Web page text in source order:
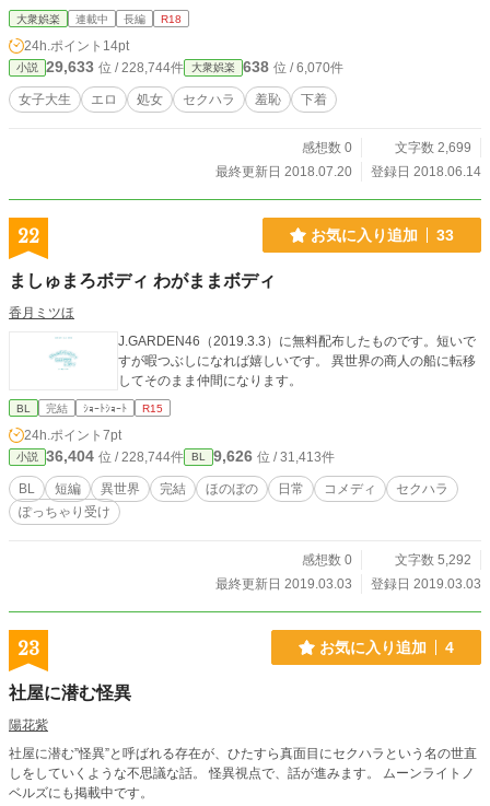
大衆娯楽 連載中 長編 R18
24h.ポイント 14pt
小説 29,633 位 / 228,744件 大衆娯楽 638 位 / 6,070件
女子大生 エロ 処女 セクハラ 羞恥 下着
感想数 0
文字数 2,699
最終更新日 2018.07.20
登録日 2018.06.14
22 お気に入り追加 33
ましゅまろボディ わがままボディ
香月ミツほ
J.GARDEN46（2019.3.3）に無料配布したものです。短いで
すが暇つぶしになれば嬉しいです。 異世界の商人の船に転移
してそのまま仲間になります。
BL 完結 ｼｮｰﾄｼｮｰﾄ R15
24h.ポイント 7pt
小説 36,404 位 / 228,744件 BL 9,626 位 / 31,413件
BL 短編 異世界 完結 ほのぼの 日常 コメディ
セクハラ
ぽっちゃり受け
感想数 0
文字数 5,292
最終更新日 2019.03.03
登録日 2019.03.03
23 お気に入り追加 4
社屋に潜む怪異
陽花紫
社屋に潜む”怪異”と呼ばれる存在が、ひたすら真面目にセクハラという名の世直
しをしていくような不思議な話。 怪異視点で、話が進みます。 ムーンライトノ
ベルズにも掲載中です。